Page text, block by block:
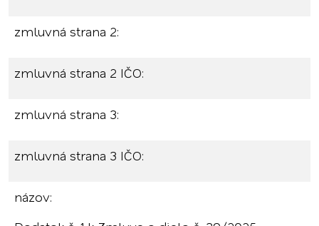
zmluvná strana 2:
zmluvná strana 2 IČO:
zmluvná strana 3:
zmluvná strana 3 IČO:
názov: